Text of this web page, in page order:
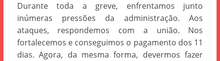
Durante toda a greve, enfrentamos junto
inúmeras pressões da administração. Aos
ataques, respondemos com a união. Nos
fortalecemos e conseguimos o pagamento dos 11
dias. Agora, da mesma forma, devermos fazer